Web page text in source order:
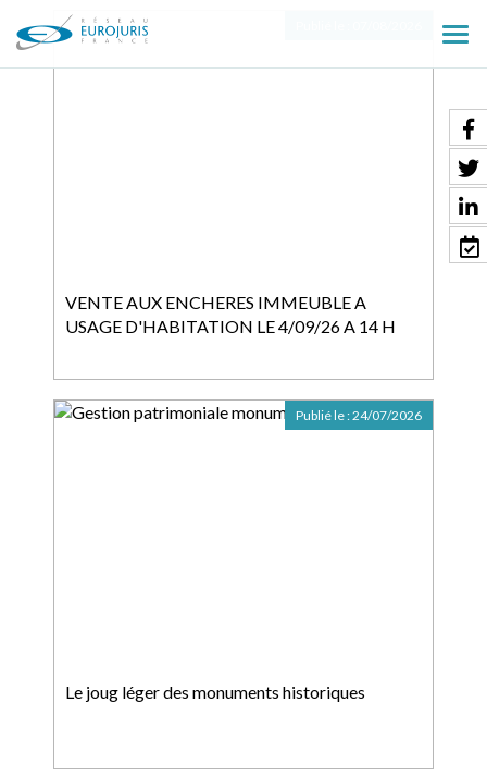
le
VENTE AUX ENCHERES IMMEUBLE A
USAGE D'HABITATION LE 4/09/26 A 14 H
Le joug léger des monuments historiques
Publié le :24/07/2026